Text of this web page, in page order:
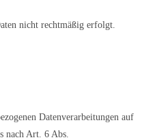
nicht rechtmäßig erfolgt.
Datenverarbeitungen auf
nach Art. 6 Abs.